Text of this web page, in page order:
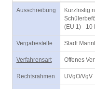
Ausschreibung
Kurzfristig
(EU 1) - 10
Vergabestelle Stadt
Verfahrensart Offenes
Rechtsrahmen UVgO/VgV